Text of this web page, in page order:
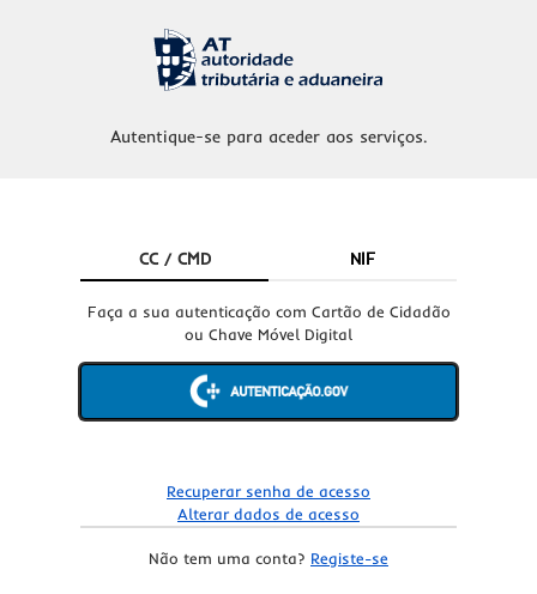
Autentique-se para aceder aos serviços.
CC / CMD NIF
Faça a sua autenticação com Cartão de Cidadão
ou Chave Móvel Digital
Recuperar senha de acesso
Alterar dados de acesso
Não tem uma conta? Registe-se